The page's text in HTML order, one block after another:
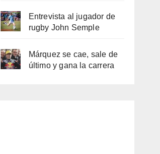
Entrevista al jugador de
rugby John Semple
Márquez se cae, sale de
último y gana la carrera